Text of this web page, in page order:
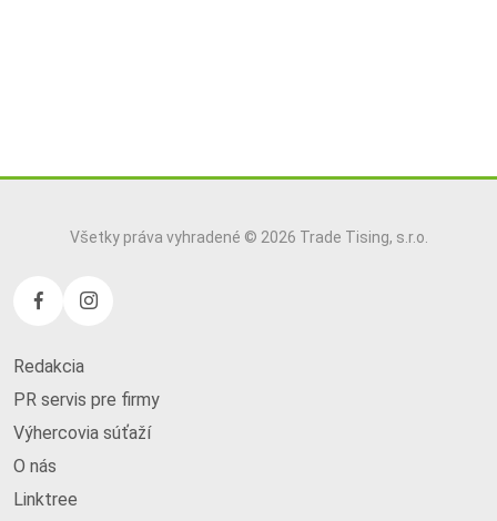
Všetky práva vyhradené © 2026 Trade Tising, s.r.o.
Redakcia
PR servis pre firmy
Výhercovia súťaží
O nás
Linktree